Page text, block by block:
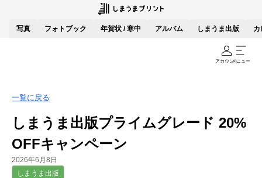
写真 フォトブック 年賀状 / 寒中 アルバム しまうま出版 カ
アカウントメニュー
一覧に戻る
しまうま出版プライムグレード 20%
OFFキャンペーン
2026年6月8日
しまうま出版